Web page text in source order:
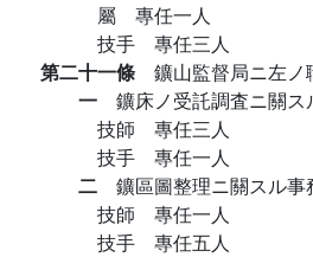
屬 專任一人
技手 專任三人
第二十一條 鑛山監督局ニ左ノ
一 鑛床ノ受託調査ニ關
技師 專任三人
技手 專任一人
二 鑛區圖整理ニ關スル
技師 專任一人
技手 專任五人